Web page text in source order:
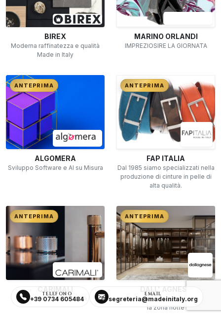
BIREX
Moderna raffinatezza e qualità
Made in Italy
MARINO ORLANDI
IMPREZIOSIRE LA GIORNATA
ANTEPRIMA
ALGOMERA
Sviluppo Software e AI su Misura
ANTEPRIMA
FAP ITALIA
Dal 1985 siamo specializzati nella
produzione di cinture in pelle di
alta qualità.
ANTEPRIMA
CARIMALI
UNA SPA DOMESTICA
ANTEPRIMA
DALL' AGNESE
raffinatezza contemporanea per
la zona notte
TELEFONO
+39 0734 605484
EMAIL
segreteria@madeinitaly.org